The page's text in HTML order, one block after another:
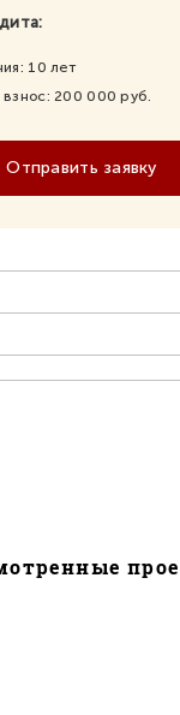
10 лет
200 000 руб.
Отправить заявку